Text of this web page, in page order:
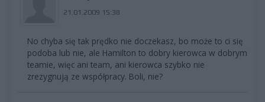
21.01.2009 15:38
No chyba się tak prędko nie doczekasz, bo może to ci się
podoba lub nie, ale Hamilton to dobry kierowca w dobrym
teamie, więc ani team, ani kierowca szybko nie
zrezygnują ze współpracy. Boli, nie?